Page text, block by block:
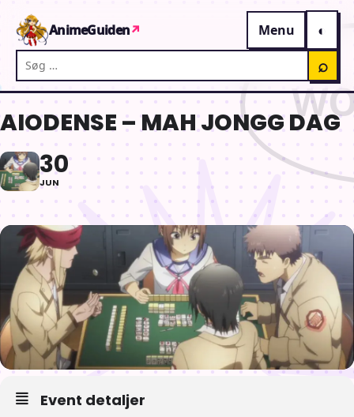
AnimeGuiden↗
Menu
Søg på AnimeGuiden
⌕
AIODENSE – MAH JONGG DAG
30
JUN
Event detaljer